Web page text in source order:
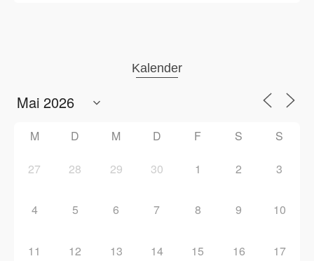
Kalender
M D M D F S S
27 28 29 30 1 2 3
4 5 6 7 8 9 10
11 12 13 14 15 16 17